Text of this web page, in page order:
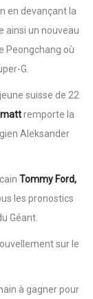
en devançant la
ainsi un nouveau
Peongchang où
G.
suisse de 22
remporte la
Aleksander
Tommy Ford,
les pronostics
Géant.
sur le
à gagner pour